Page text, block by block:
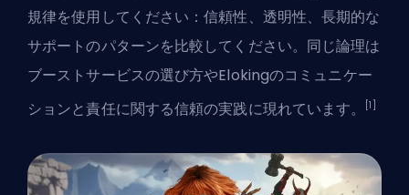
規律を使用してください：信頼性、透明性、長期的な
サポートのパターンを比較してください。同じ論理は
ブーストサービスの選び方やElokingのコミュニケー
ションと責任に関する信頼の実践に現れています。
[1]